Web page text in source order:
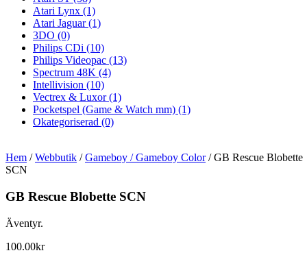
Atari Lynx (1)
Atari Jaguar(1)
3DO (0)
Philips CDi (10)
Philips Videopac (13)
Spectrum 48K (4)
Intellivision (10)
Vectrex & Luxor(1)
Pocketspel (Game & Watch mm) (1)
Okategoriserad (0)
Hem /Webbutik /Gameboy / Gameboy Color/ GB Rescue Blobette
SCN
GB Rescue Blobette SCN
Äventyr.
100.00kr